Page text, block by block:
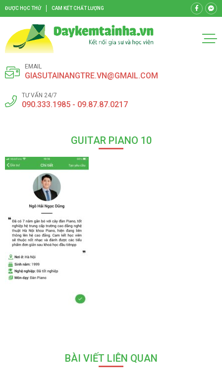
ĐƯỢC HỌC THỬ CAM KẾT CHẤT LƯỢNG
EMAIL
GIASUTAINANGTRE.VN@GMAIL.COM
TƯ VẤN 24/7
090.333.1985 - 09.87.87.0217
GUITAR PIANO 10
BÀI VIẾT LIÊN QUAN